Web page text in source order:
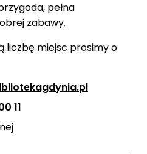
pełna
zabawy.
liczbę miejsc prosimy o
11